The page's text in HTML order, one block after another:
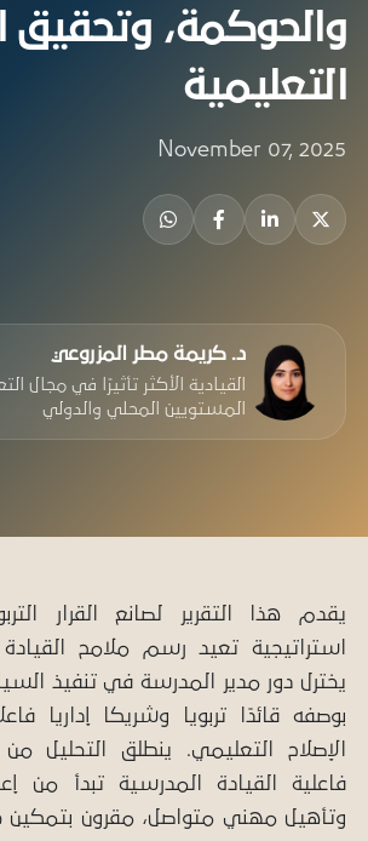
والحوكمة، وتحقيق
التعليمية
November 07, 2025
د. كريمة مطر المزروعي
القيادية الأكثر تأثيرًا في مجال
المستويين المحلي والدولي
يقدم هذا التقرير لصانع القرار
استراتيجية تعيد رسم ملامح
يخترل دور مدير المدرسة في تنفيذ
بوصفه قائدًا تربويا وشريكا إداريا
الإصلاح التعليمي. ينطلق التحليل
فاعلية القيادة المدرسية تبدأ من
وتأهيل مهني متواصل، مقرون بتمكين